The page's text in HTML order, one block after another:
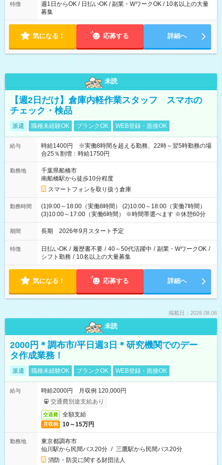
特徴
週1日からOK / 日払いOK / 副業・WワークOK / 10名以上の大量
募集
気になる！ 応募する 詳細へ
未読
【週2日だけ】倉庫内軽作業スタッフ スマホの
チェック・検品
派遣 職種未経験OK ブランクOK WEB登録・面接OK
給与
時給1400円 ※実働8時間を超える勤務、22時～翌5時勤務の場
合25％割増：時給1750円
勤務地
千葉県船橋市
南船橋駅から徒歩10分程度
スマートフォンを取り扱う倉庫
勤務時間
(1)9:00～18:00（実働8時間） (2)10:00～18:00（実働7時間）
(3)10:00～17:00（実働6時間） ※時間帯選べます ※休憩60分
期間 長期 2026年9月スタート予定
特徴 日払いOK / 履歴書不要 / 40～50代活躍中 / 副業・WワークOK /
シフト勤務 / 10名以上の大量募集
気になる！ 応募する 詳細へ
掲載日：2026.08.06
未読
2000円＊調布市/平日週3日＊研究機関でのデー
タ作成業務！
派遣 職種未経験OK ブランクOK WEB登録・面接OK
給与
時給2000円 月収例 120,000円
交通費別途支給あり
交通費 全額支給
月収例 10～15万円
勤務地
東京都調布市
仙川駅から民間バス20分 / 三鷹駅から民間バス20分
消防・防災に関する財団法人